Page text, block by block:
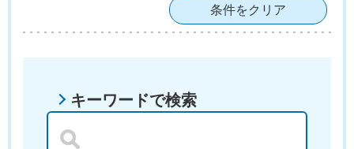
条件をクリア
キーワードで検索